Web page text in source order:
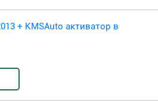
+ KMSAuto активатор в